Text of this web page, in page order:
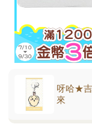
呀哈★吉
來